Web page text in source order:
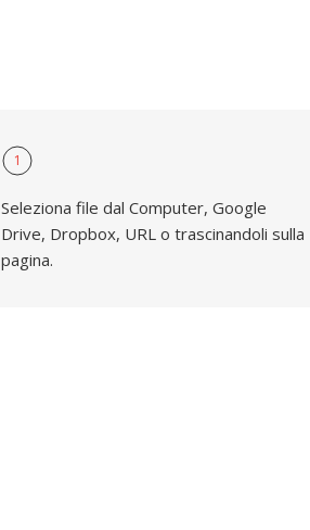
1
Seleziona file dal Computer, Google
Drive, Dropbox, URL o trascinandoli sulla
pagina.